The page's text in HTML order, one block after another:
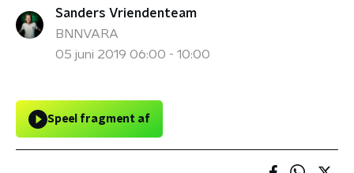
Sanders Vriendenteam
BNNVARA
05 juni 2019 06:00 - 10:00
Speel fragment af